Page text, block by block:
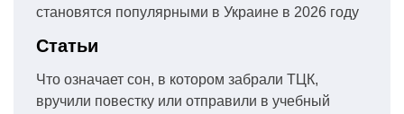
становятся популярными в Украине в 2026 году
Статьи
Что означает сон, в котором забрали ТЦК,
вручили повестку или отправили в учебный